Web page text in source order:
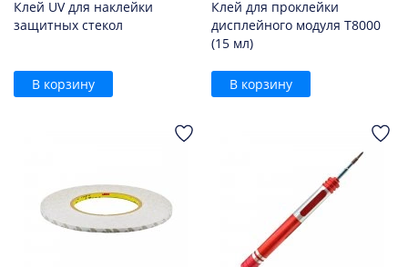
Клей UV для наклейки
защитных стекол
В корзину
Клей для проклейки
дисплейного модуля T8000
(15 мл)
В корзину